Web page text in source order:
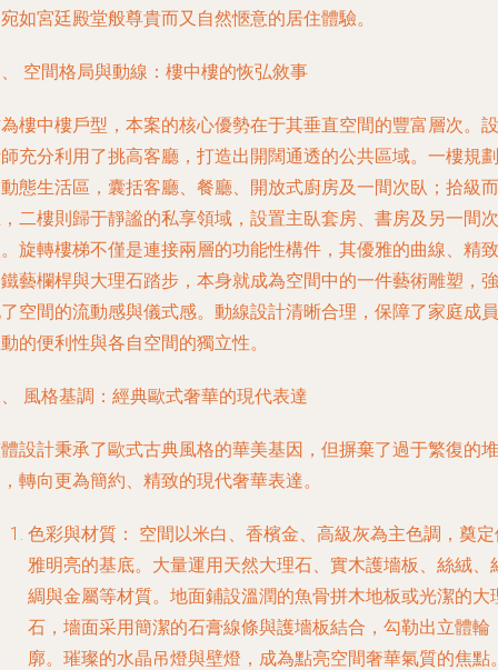
如宮廷殿堂般尊貴而又自然愜意的居住體驗。
空間格局與動線：樓中樓的恢弘敘事
樓中樓戶型，本案的核心優勢在于其垂直空間的豐富層次。設
充分利用了挑高客廳，打造出開闊通透的公共區域。一樓規劃
態生活區，囊括客廳、餐廳、開放式廚房及一間次臥；拾級而
二樓則歸于靜謐的私享領域，設置主臥套房、書房及另一間次
旋轉樓梯不僅是連接兩層的功能性構件，其優雅的曲線、精致
藝欄桿與大理石踏步，本身就成為空間中的一件藝術雕塑，強
空間的流動感與儀式感。動線設計清晰合理，保障了家庭成員
的便利性與各自空間的獨立性。
風格基調：經典歐式奢華的現代表達
設計秉承了歐式古典風格的華美基因，但摒棄了過于繁復的堆
轉向更為簡約、精致的現代奢華表達。
色彩與材質：
空間以米白、香檳金、高級灰為主色調，奠
雅明亮的基底。大量運用天然大理石、實木護墻板、絲絨、
綢與金屬等材質。地面鋪設溫潤的魚骨拼木地板或光潔的大
石，墻面采用簡潔的石膏線條與護墻板結合，勾勒出立體輪
廓。璀璨的水晶吊燈與壁燈，成為點亮空間奢華氣質的焦點